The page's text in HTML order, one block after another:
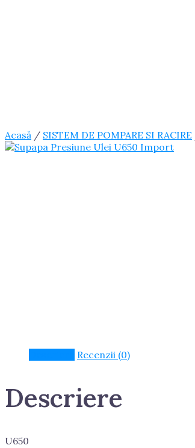
Acasă / SISTEM DE POMPARE SI RACIRE
Recenzii (0)
Descriere
U650